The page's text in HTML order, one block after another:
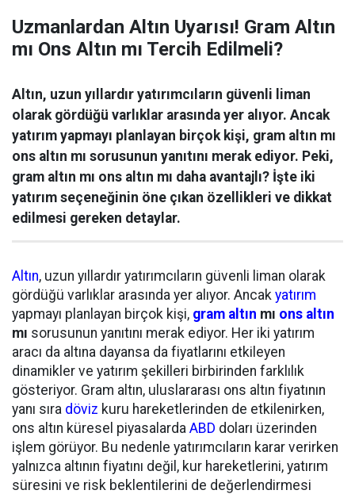
Uzmanlardan Altın Uyarısı! Gram Altın
mı Ons Altın mı Tercih Edilmeli?
Altın, uzun yıllardır yatırımcıların güvenli liman
olarak gördüğü varlıklar arasında yer alıyor. Ancak
yatırım yapmayı planlayan birçok kişi, gram altın mı
ons altın mı sorusunun yanıtını merak ediyor. Peki,
gram altın mı ons altın mı daha avantajlı? İşte iki
yatırım seçeneğinin öne çıkan özellikleri ve dikkat
edilmesi gereken detaylar.
Altın, uzun yıllardır yatırımcıların güvenli liman olarak
gördüğü varlıklar arasında yer alıyor. Ancak yatırım
yapmayı planlayan birçok kişi, gram altın mı ons altın
mı sorusunun yanıtını merak ediyor. Her iki yatırım
aracı da altına dayansa da fiyatlarını etkileyen
dinamikler ve yatırım şekilleri birbirinden farklılık
gösteriyor. Gram altın, uluslararası ons altın fiyatının
yanı sıra döviz kuru hareketlerinden de etkilenirken,
ons altın küresel piyasalarda ABD doları üzerinden
işlem görüyor. Bu nedenle yatırımcıların karar verirken
yalnızca altının fiyatını değil, kur hareketlerini, yatırım
süresini ve risk beklentilerini de değerlendirmesi